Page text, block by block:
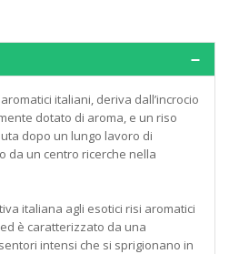
italiani, deriva dall’incrocio
dotato di aroma, e un riso
dopo un lungo lavoro di
da un centro ricerche nella
italiana agli esotici risi aromatici
è caratterizzato da una
intensi che si sprigionano in